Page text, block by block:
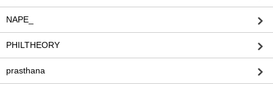
NAPE_
PHILTHEORY
prasthana